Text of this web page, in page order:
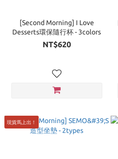
[Second Morning] I Love
Desserts環保隨行杯 - 3colors
NT$620
現貨馬上出！